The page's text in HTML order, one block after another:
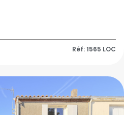
Réf: 1565 LOC